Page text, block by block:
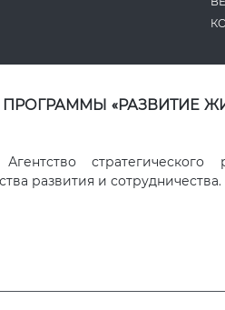
ПРОГРАММЫ «РАЗВИТИЕ
развития и сотрудничества.